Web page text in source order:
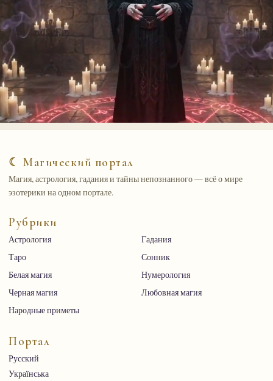
☾ Магический портал
Магия, астрология, гадания и тайны непознанного — всё о мире
эзотерики на одном портале.
Рубрики
Астрология
Гадания
Таро
Сонник
Белая магия
Нумерология
Черная магия
Любовная магия
Народные приметы
Портал
Русский
Українська